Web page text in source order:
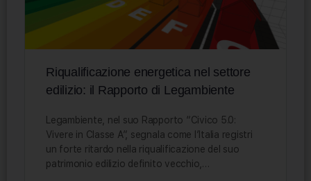
Riqualificazione energetica nel settore
edilizio: il Rapporto di Legambiente
Legambiente, nel suo Rapporto “Civico 5.0:
Vivere in Classe A”, segnala come l’Italia registri
un forte ritardo nella riqualificazione del suo
patrimonio edilizio definito vecchio,…